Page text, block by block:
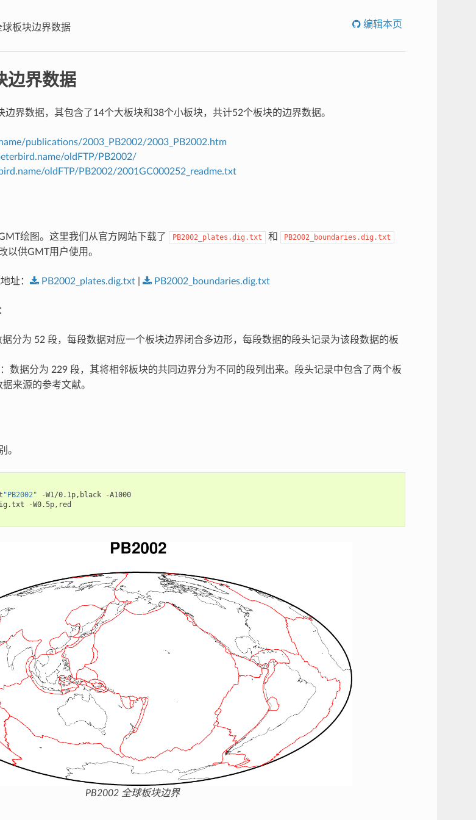
球板块边界数据 编辑本页
边界数据
边界数据，其包含了14个大板块和38个小板块，共计52个板块的边界数据。
publications/2003_PB2002/2003_PB2002.htm
oldFTP/PB2002/
oldFTP/PB2002/2001GC000252_readme.txt
绘图。这里我们从官方网站下载了 PB2002_plates.dig.txt 和 PB2002_boundaries.dig.txt
以供GMT用户使用。
址： PB2002_plates.dig.txt| PB2002_boundaries.dig.txt
据分为 52 段，每段数据对应一个板块边界闭合多边形，每段数据的段头记录为该段数据的板
：数据分为 229 段，其将相邻板块的共同边界分为不同的段列出来。段头记录中包含了两个板
来源的参考文献。
。
"PB2002" -W1/0.1p,black -A1000
-W0.5p,red
PB2002 全球板块边界